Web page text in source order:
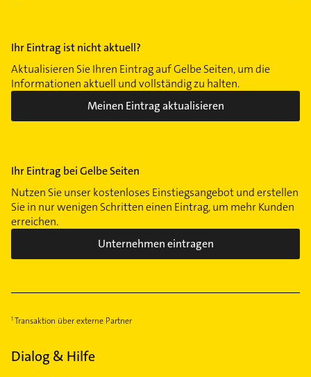
Ihr Eintrag ist nicht aktuell?
Aktualisieren Sie Ihren Eintrag auf Gelbe Seiten, um die
Informationen aktuell und vollständig zu halten.
Meinen Eintrag aktualisieren
Ihr Eintrag bei Gelbe Seiten
Nutzen Sie unser kostenloses Einstiegsangebot und erstellen
Sie in nur wenigen Schritten einen Eintrag, um mehr Kunden
erreichen.
Unternehmen eintragen
Transaktion über externe Partner
Dialog & Hilfe